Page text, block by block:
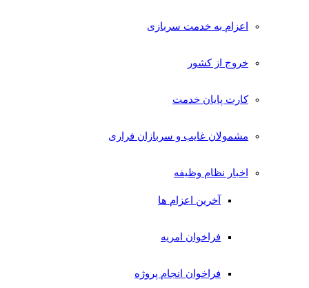
اعزام به خدمت سربازی
خروج از کشور
کارت پایان خدمت
مشمولان غایب و سربازان فراری
اخبار نظام وظیفه
آخرین اعزام ها
فراخوان امریه
فراخوان انجام پروژه